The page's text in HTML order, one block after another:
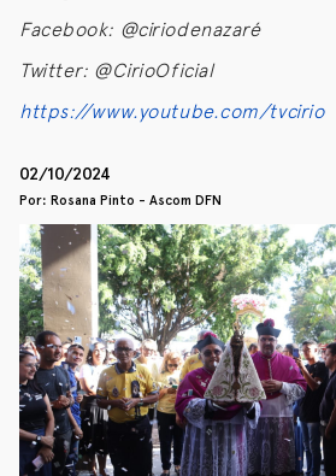
Facebook: @ciriodenazaré
Twitter: @CirioOficial
https://www.youtube.com/tvcirio
02/10/2024
Por: Rosana Pinto - Ascom DFN